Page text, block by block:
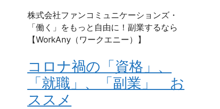
株式会社ファンコミュニケーションズ・
「働く」をもっと自由に！副業するなら
【WorkAny（ワークエニー）】
コロナ禍の「資格」、
「就職」、「副業」 お
ススメ